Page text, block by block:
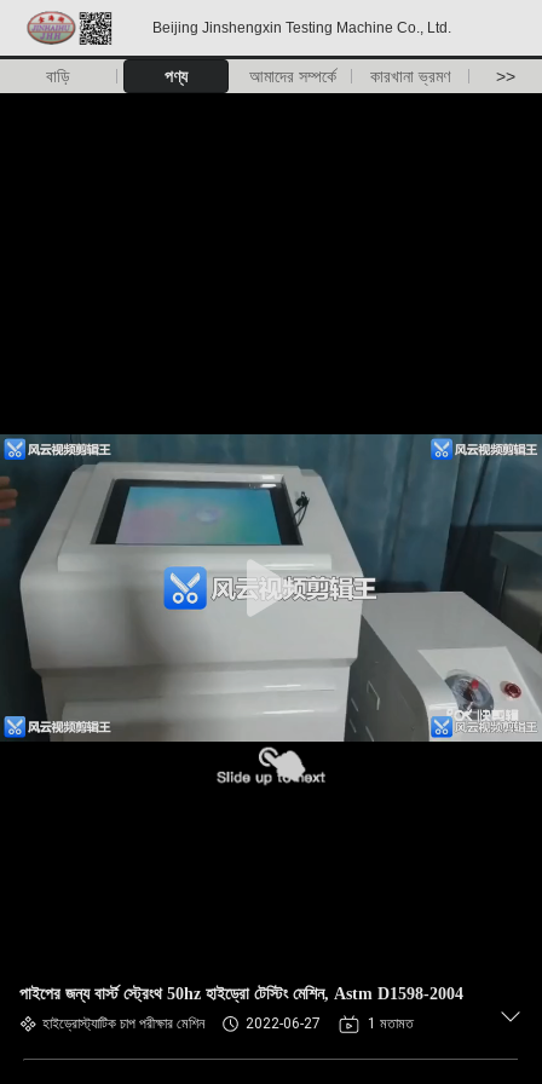
Beijing Jinshengxin Testing Machine Co., Ltd.
বাড়ি পণ্য আমাদের সম্পর্কে কারখানা ভ্রমণ >>
পাইপের জন্য বার্স্ট স্ট্রেংথ 50hz হাইড্রো টেস্টিং মেশিন, Astm D1598-2004
হাইড্রোস্ট্যাটিক চাপ পরীক্ষার মেশিন 2022-06-27 1 মতামত